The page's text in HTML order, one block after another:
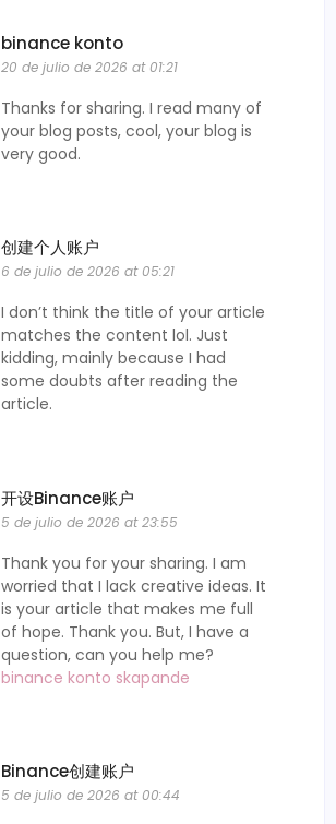
binance konto
20 de julio de 2026 at 01:21
Thanks for sharing. I read many of
your blog posts, cool, your blog is
very good.
创建个人账户
6 de julio de 2026 at 05:21
I don’t think the title of your article
matches the content lol. Just
kidding, mainly because I had
some doubts after reading the
article.
开设Binance账户
5 de julio de 2026 at 23:55
Thank you for your sharing. I am
worried that I lack creative ideas. It
is your article that makes me full
of hope. Thank you. But, I have a
question, can you help me?
binance konto skapande
Binance创建账户
5 de julio de 2026 at 00:44